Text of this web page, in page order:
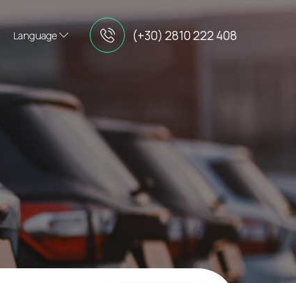
Language (+30) 2810 222 408